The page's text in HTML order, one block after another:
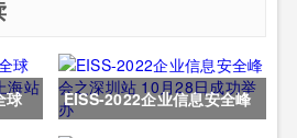
球
EISS-2022企业信息安全峰